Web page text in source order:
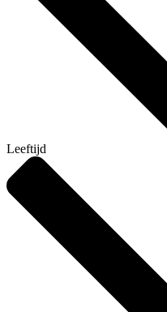
Leeftijd